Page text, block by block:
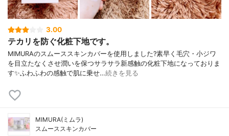
3.00
テカリを防ぐ化粧下地です。
MIMURAのスムーススキンカバーを使用しました?素早く毛穴・小ジワ
を目立たなくさせ潤いを保つサラサラ新感触の化粧下地になっておりま
す✨ふわふわの感触で肌に乗せ…続きを見る
MIMURA(ミムラ)
スムーススキンカバー